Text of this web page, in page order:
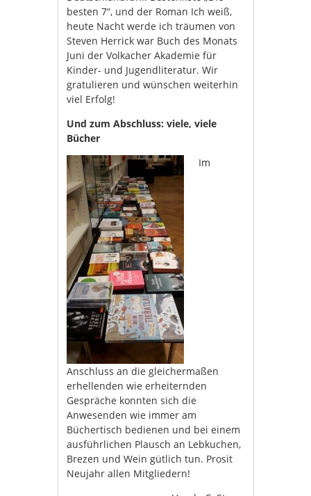
besten 7“, und der Roman Ich weiß,
heute Nacht werde ich träumen von
Steven Herrick war Buch des Monats
Juni der Volkacher Akademie für
Kinder- und Jugendliteratur. Wir
gratulieren und wünschen weiterhin
viel Erfolg!
Und zum Abschluss: viele, viele
Bücher
Im
Anschluss an die gleichermaßen
erhellenden wie erheiternden
Gespräche konnten sich die
Anwesenden wie immer am
Büchertisch bedienen und bei einem
ausführlichen Plausch an Lebkuchen,
Brezen und Wein gütlich tun. Prosit
Neujahr allen Mitgliedern!